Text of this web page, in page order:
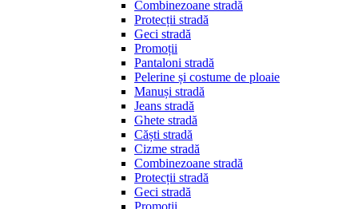
Combinezoane stradă
Protecții stradă
Geci stradă
Promoții
Pantaloni stradă
Pelerine și costume de ploaie
Manuși stradă
Jeans stradă
Ghete stradă
Căști stradă
Cizme stradă
Combinezoane stradă
Protecții stradă
Geci stradă
Promoții